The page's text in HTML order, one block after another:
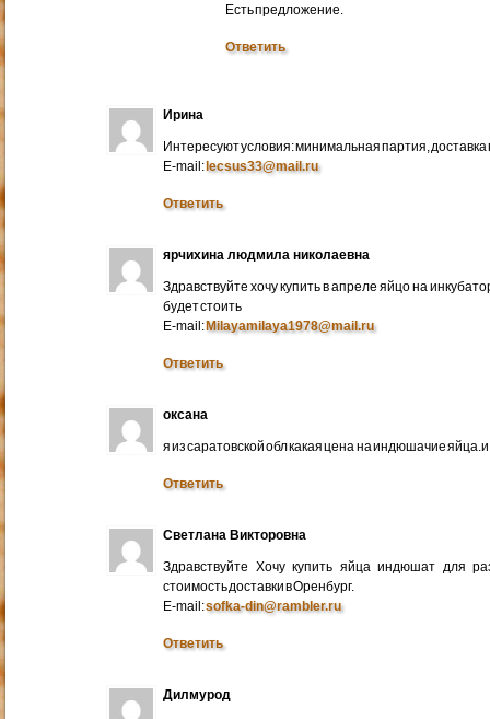
Есть предложение.
Ответить
Ирина
Интересуют условия: минимальная партия, доставка
E-mail:lecsus33@mail.ru
Ответить
ярчихина людмила николаевна
Здравствуйте хочу купить в апреле яйцо на
будет стоить
E-mail:Milayamilaya1978@mail.ru
Ответить
оксана
я из саратовской обл какая цена на индюшачие яйца.и
Ответить
Светлана Викторовна
Здравствуйте Хочу купить яйца индюшат для
стоимость доставки в Оренбург.
E-mail:sofka-din@rambler.ru
Ответить
Дилмурод